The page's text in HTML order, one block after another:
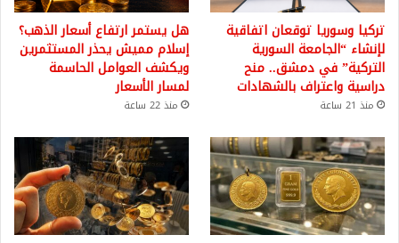
تركيا وسوريا توقعان اتفاقية
لإنشاء “الجامعة السورية
التركية” في دمشق.. منح
دراسية واعتراف بالشهادات
منذ 21 ساعة
هل يستمر ارتفاع أسعار الذهب؟
إسلام مميش يحذر المستثمرين
ويكشف العوامل الحاسمة
لمسار الأسعار
منذ 22 ساعة